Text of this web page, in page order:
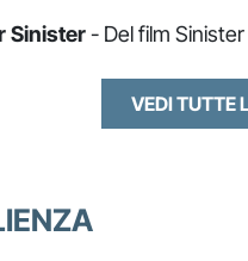
Sinister- Del film
VEDI TUTTE